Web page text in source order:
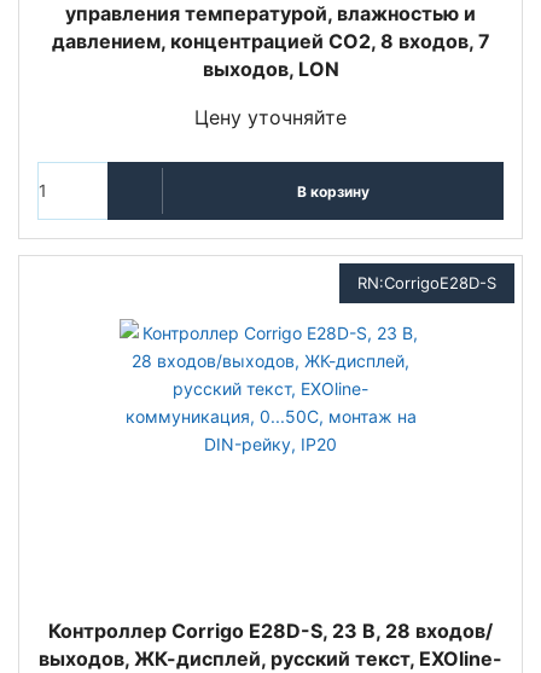
управления температурой, влажностью и
давлением, концентрацией СО2, 8 входов, 7
выходов, LON
Цену уточняйте
В корзину
RN:CorrigoЕ28D-S
Контроллер Corrigo Е28D-S, 23 В, 28 входов/
выходов, ЖК-дисплей, русский текст, EXOline-